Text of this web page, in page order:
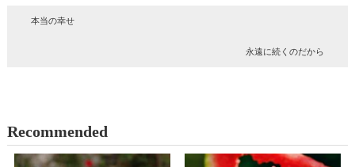
本当の幸せ
永遠に続くのだから
Recommended